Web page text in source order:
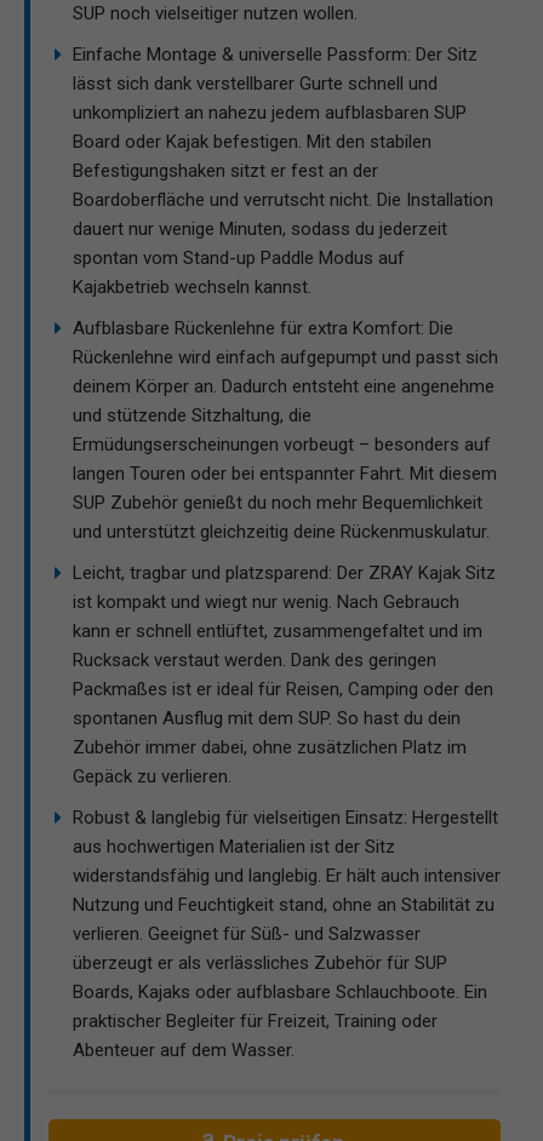
SUP noch vielseitiger nutzen wollen.
Einfache Montage & universelle Passform: Der Sitz
lässt sich dank verstellbarer Gurte schnell und
unkompliziert an nahezu jedem aufblasbaren SUP
Board oder Kajak befestigen. Mit den stabilen
Befestigungshaken sitzt er fest an der
Boardoberfläche und verrutscht nicht. Die Installation
dauert nur wenige Minuten, sodass du jederzeit
spontan vom Stand-up Paddle Modus auf
Kajakbetrieb wechseln kannst.
Aufblasbare Rückenlehne für extra Komfort: Die
Rückenlehne wird einfach aufgepumpt und passt sich
deinem Körper an. Dadurch entsteht eine angenehme
und stützende Sitzhaltung, die
Ermüdungserscheinungen vorbeugt – besonders auf
langen Touren oder bei entspannter Fahrt. Mit diesem
SUP Zubehör genießt du noch mehr Bequemlichkeit
und unterstützt gleichzeitig deine Rückenmuskulatur.
Leicht, tragbar und platzsparend: Der ZRAY Kajak Sitz
ist kompakt und wiegt nur wenig. Nach Gebrauch
kann er schnell entlüftet, zusammengefaltet und im
Rucksack verstaut werden. Dank des geringen
Packmaßes ist er ideal für Reisen, Camping oder den
spontanen Ausflug mit dem SUP. So hast du dein
Zubehör immer dabei, ohne zusätzlichen Platz im
Gepäck zu verlieren.
Robust & langlebig für vielseitigen Einsatz: Hergestellt
aus hochwertigen Materialien ist der Sitz
widerstandsfähig und langlebig. Er hält auch intensiver
Nutzung und Feuchtigkeit stand, ohne an Stabilität zu
verlieren. Geeignet für Süß- und Salzwasser
überzeugt er als verlässliches Zubehör für SUP
Boards, Kajaks oder aufblasbare Schlauchboote. Ein
praktischer Begleiter für Freizeit, Training oder
Abenteuer auf dem Wasser.